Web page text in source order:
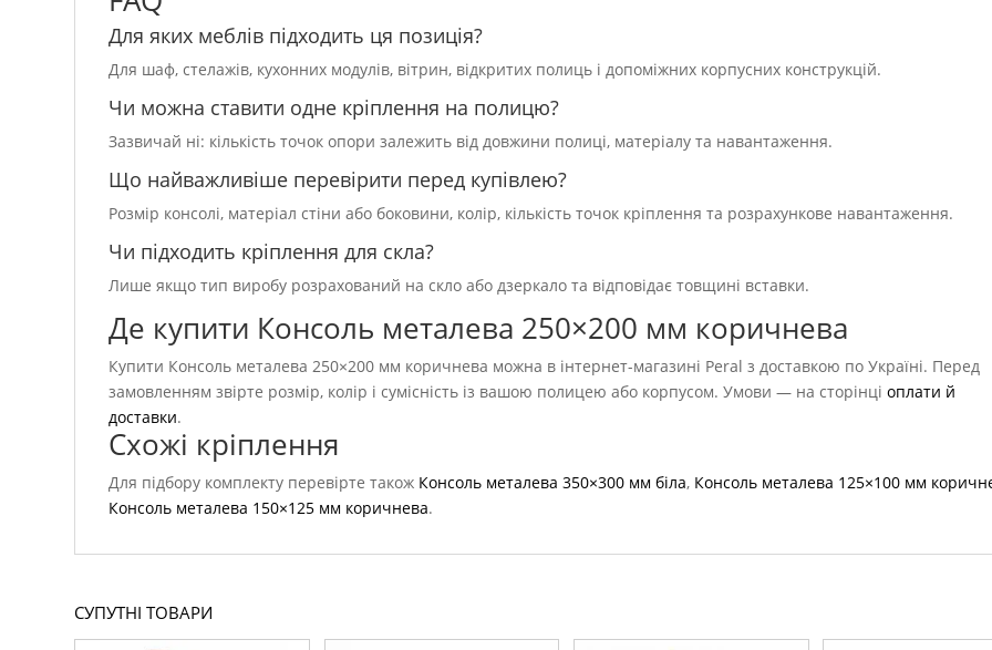
Для яких меблів підходить ця позиція?
Для шаф, стелажів, кухонних модулів, вітрин, відкритих полиць і допоміжних корпусних конструкцій.
Чи можна ставити одне кріплення на полицю?
Зазвичай ні: кількість точок опори залежить від довжини полиці, матеріалу та навантаження.
Що найважливіше перевірити перед купівлею?
Розмір консолі, матеріал стіни або боковини, колір, кількість точок кріплення та розрахункове навантаження.
Чи підходить кріплення для скла?
Лише якщо тип виробу розрахований на скло або дзеркало та відповідає товщині вставки.
Де купити Консоль металева 250×200 мм коричнева
Купити Консоль металева 250×200 мм коричнева можна в інтернет-магазині Peral з доставкою по Україні. Перед
замовленням звірте розмір, колір і сумісність із вашою полицею або корпусом. Умови — на сторінціоплати й
доставки.
Схожі кріплення
Для підбору комплекту перевірте також Консоль металева 350×300 мм біла, Консоль металева 125×100 мм
Консоль металева 150×125 мм коричнева.
СУПУТНІ ТОВАРИ